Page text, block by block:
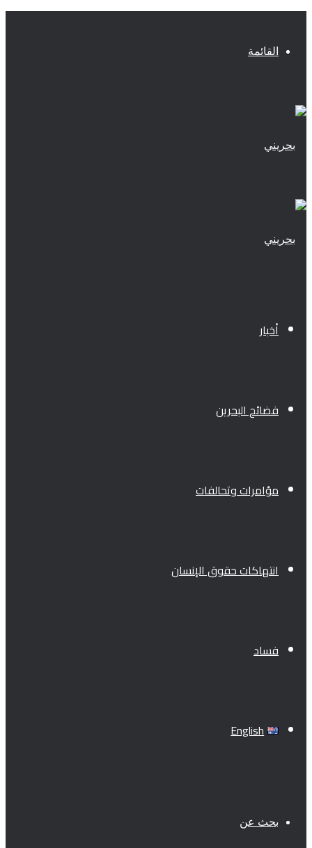
القائمة
أخبار
فضائح البحرين
مؤامرات وتحالفات
انتهاكات حقوق الإنسان
فساد
English
بحث عن